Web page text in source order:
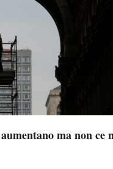
ma non ce